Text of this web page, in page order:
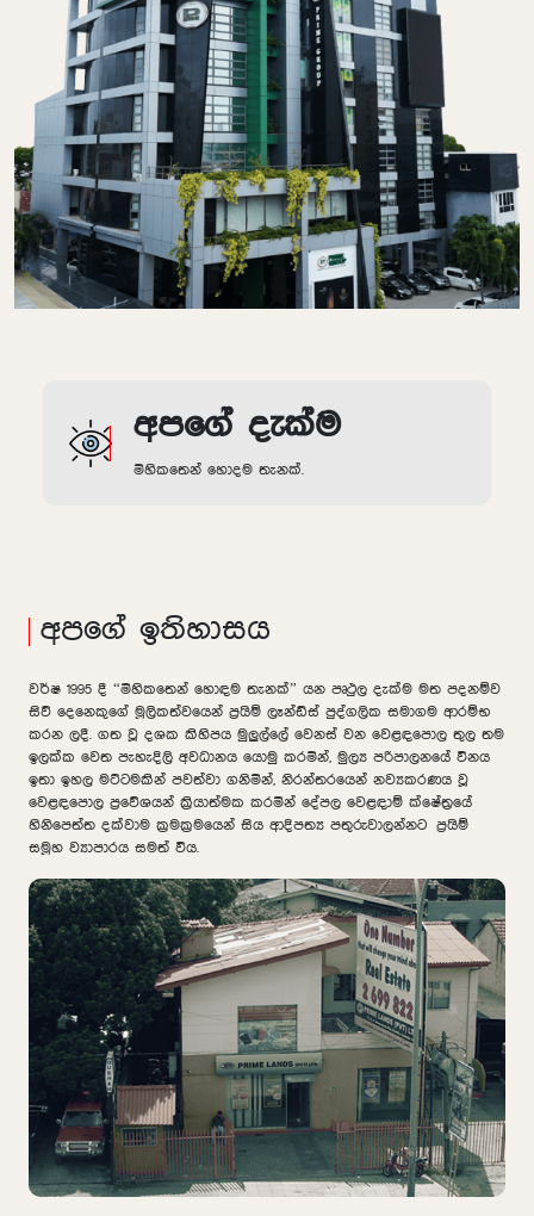
අපගේ දැක්ම
මිහිකතෙන් හොදම තැනක්.
අපගේ ඉතිහාසය
වර්ෂ 1995 දී “මිහිකතෙන් හොඳම තැනක්” යන පෘථුල දැක්ම මත පදනම්ව
සිව් දෙනෙකුගේ මූලිකත්වයෙන් ප්‍රයිම් ලෑන්ඩ්ස් පුද්ගලික සමාගම ආරම්භ
කරන ලදී. ගත වූ දශක කිහිපය මුලුල්ලේ වෙනස් වන වෙළඳපොල තුල තම
ඉලක්ක වෙත පැහැදිලි අවධානය යොමු කරමින්, මුල්‍ය පරිපාලනයේ විනය
ඉතා ඉහල මට්ටමකින් පවත්වා ගනිමින්, නිරන්තරයෙන් නව්‍යකරණය වූ
වෙළඳපොල ප්‍රවේශයන් ක්‍රියාත්මක කරමින් දේපල වෙළඳාම් ක්ෂේත්‍රයේ
හිනිපෙත්ත දක්වාම ක්‍රමක්‍රමයෙන් සිය ආදිපත්‍ය පතුරුවාලන්නට ප්‍රයිම්
සමූහ ව්‍යාපාරය සමත් විය.